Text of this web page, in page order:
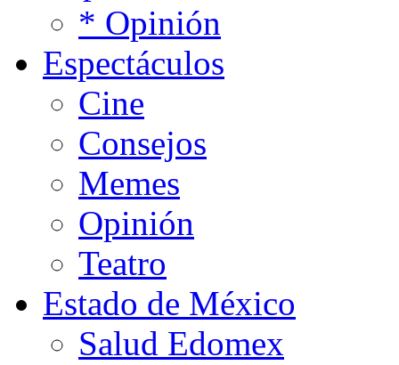
* Opinión
Espectáculos
Cine
Consejos
Memes
Opinión
Teatro
Estado de México
Salud Edomex